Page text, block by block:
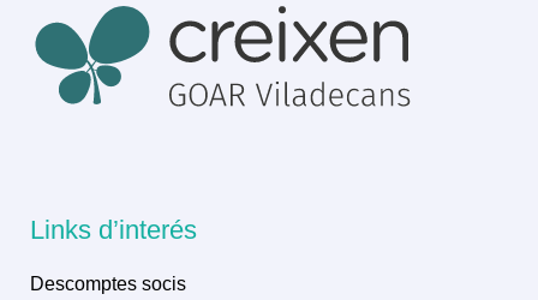
Links d’interés
Descomptes socis